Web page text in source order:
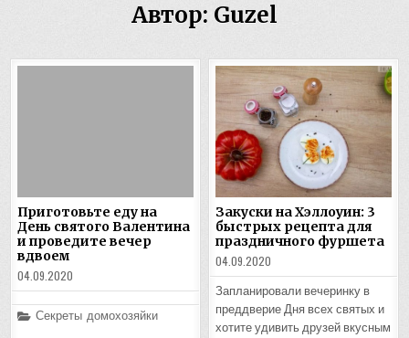
Автор: Guzel
Приготовьте еду на
День святого Валентина
и проведите вечер
вдвоем
04.09.2020
Posted
Секреты домохозяйки
Закуски на Хэллоуин: 3
быстрых рецепта для
праздничного фуршета
04.09.2020
Запланировали вечеринку в
преддверие Дня всех святых и
хотите удивить друзей вкусным